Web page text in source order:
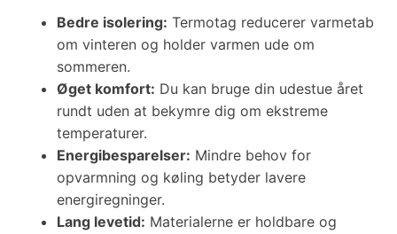
Bedre isolering: Termotag reducerer varmetab
om vinteren og holder varmen ude om
sommeren.
Øget komfort: Du kan bruge din udestue året
rundt uden at bekymre dig om ekstreme
temperaturer.
Energibesparelser: Mindre behov for
opvarmning og køling betyder lavere
energiregninger.
Lang levetid: Materialerne er holdbare og